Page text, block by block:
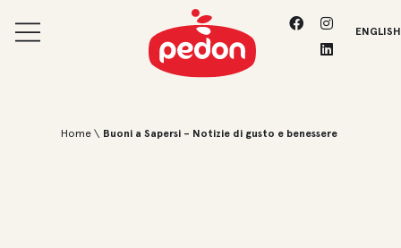
ENGLISH
Home \ Buoni a Sapersi – Notizie di gusto e benessere